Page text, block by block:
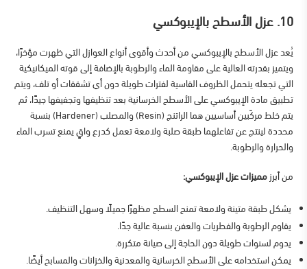
10. عزل الأسطح بالإيبوكسي
يُعد عزل الأسطح بالإيبوكسي من أحدث وأقوى أنواع العوازل التي ظهرت مؤخرًا،
ويتميز بقدرته العالية على مقاومة الماء والرطوبة بالإضافة إلى قوته الميكانيكية
التي تجعله يتحمل الظروف القاسية لفترات طويلة دون أي تشققات أو تلف، ويتم
تطبيق مادة الإيبوكسي على الأسطح الخرسانية بعد تنظيفها وتجفيفها جيدًا، ثم
يتم خلط مركّبين أساسيين هما الراتنج (Resin) والمصلب (Hardener) بنسبة
محددة لينتج عن تفاعلهما طبقة صلبة ولامعة تعمل كدرع واقٍ يمنع تسرب الماء
والحرارة والرطوبة.
من أبرزمميزات عزل الإيبوكسي:
يشكل طبقة متينة ولامعة تمنح السطح مظهرًا جميلًا وسهل التنظيف.
يقاوم الرطوبة والفطريات والعفن بنسبة عالية جدًا.
يدوم لسنوات طويلة دون الحاجة إلى صيانة متكررة.
يمكن استخدامه على الأسطح الخرسانية والمعدنية والخزانات والمسابح أيضًا.